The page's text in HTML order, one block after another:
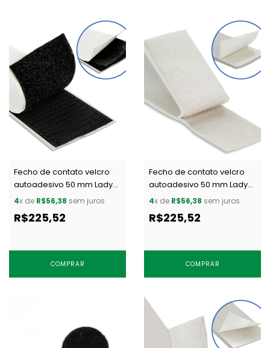
Fecho de contato velcro
autoadesivo 50 mm Lady
Velok AA 2 preto c/ 10 m
4x de R$56,38 sem juros
R$225,52
COMPRAR
Fecho de contato velcro
autoadesivo 50 mm Lady
Velok AA 2 branco c/ 10 m
4x de R$56,38 sem juros
R$225,52
COMPRAR